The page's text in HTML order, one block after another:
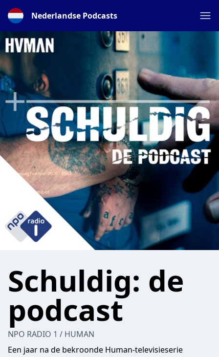
Nederlandse Podcasts
Schuldig: de
podcast
NPO RADIO 1 / HUMAN
Een jaar na de bekroonde Human-televisieserie